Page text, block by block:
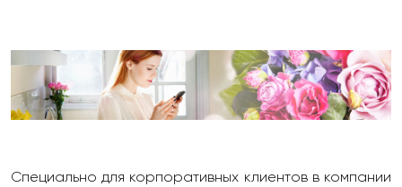
Специально для корпоративных клиентов в компании